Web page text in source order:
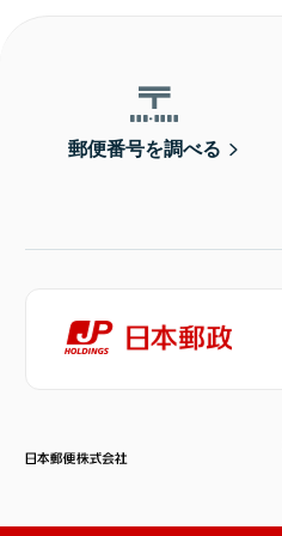
郵便番号を調べる